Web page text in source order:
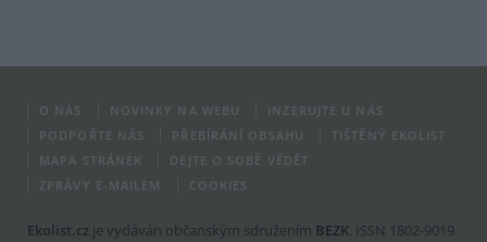
O NÁS NOVINKY NA WEBU
INZERUJTE U NÁS
PODPOŘTE NÁS
PŘEBÍRÁNÍ OBSAHU
TIŠTĚNÝ EKOLIST
MAPA STRÁNEK
DEJTE O SOBĚ VĚDĚT
ZPRÁVY E-MAILEM
COOKIES
Ekolist.cz je vydáván občanským sdružením BEZK. ISSN 1802-9019.